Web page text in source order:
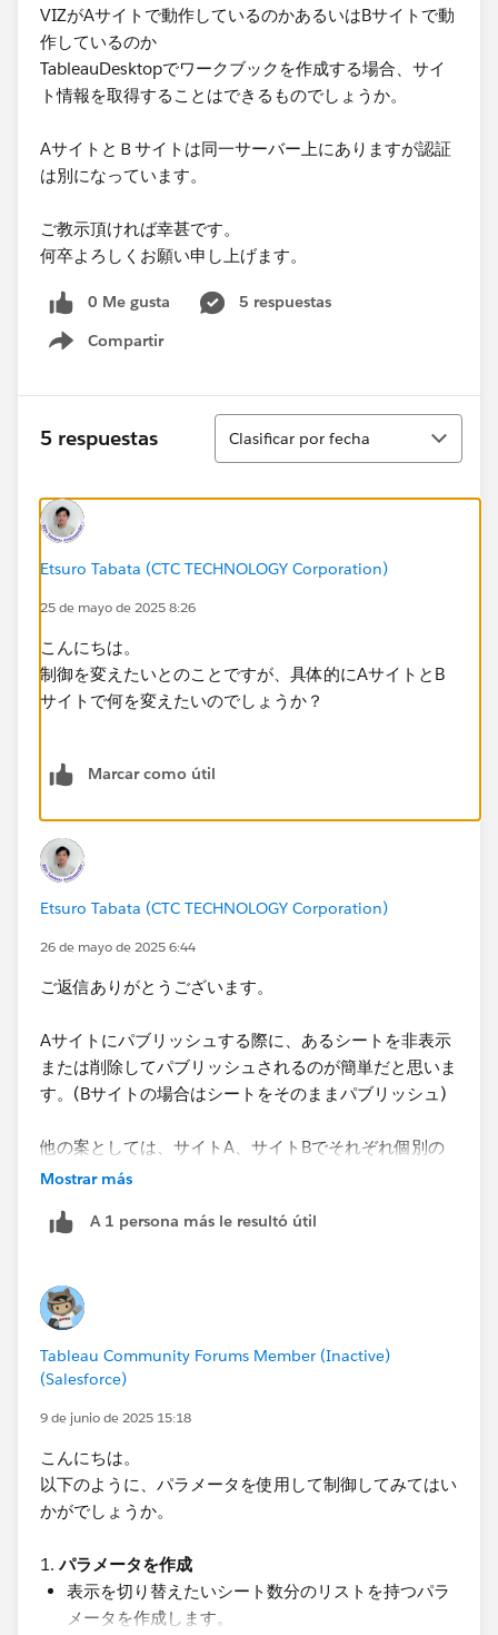
VIZがAサイトで動作しているのかあるいはBサイトで動
作しているのか
TableauDesktopでワークブックを作成する場合、サイ
ト情報を取得することはできるものでしょうか。
AサイトとＢサイトは同一サーバー上にありますが認証
は別になっています。
ご教示頂ければ幸甚です。
何卒よろしくお願い申し上げます。
0 Me gusta
5 respuestas
Compartir
Show menu
5 respuestas
Ordenar
Clasificar por fecha
Etsuro Tabata (CTC TECHNOLOGY Corporation)
25 de mayo de 2025 8:26
こんにちは。
制御を変えたいとのことですが、具体的にAサイトとB
サイトで何を変えたいのでしょうか？
Marcar como útil
Etsuro Tabata (CTC TECHNOLOGY Corporation)
26 de mayo de 2025 6:44
ご返信ありがとうございます。
Aサイトにパブリッシュする際に、あるシートを非表示
または削除してパブリッシュされるのが簡単だと思いま
す。(Bサイトの場合はシートをそのままパブリッシュ)
他の案としては、サイトA、サイトBでそれぞれ個別の
ユーザーが存在する状況でしたら、ユーザーフィルター
のみユーザーフィルターを設定する事で、同じワークブ
サイトBに属するユーザーとでは、表示されるデータが
変わってきます。
https://help.tableau.com/current/pro/desktop/ja-
jp/publish_userfilters_create.htm
ただシート自体を非表示にする方法ではございませんの
頭に記載した案が宜しいかと存じます。
Mostrar más
A 1 persona más le resultó útil
Tableau Community Forums Member (Inactive)
(Salesforce)
9 de junio de 2025 15:18
こんにちは。
以下のように、パラメータを使用して制御してみてはい
かがでしょうか。
​1. パラメータを作成
表示を切り替えたいシート数分のリストを持つパラ
メータを作成します。